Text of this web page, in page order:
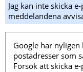
Jag kan inte skicka
meddelandena
Google har
postadresser som
Försök att skicka